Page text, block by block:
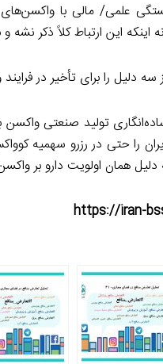
علمی/ مالی با
این ارتباط کلاً ذکر
سه دلیل را برای تأخیر در
را حتی در رزرو سهمیه
به دلیل همان اولویت دارو